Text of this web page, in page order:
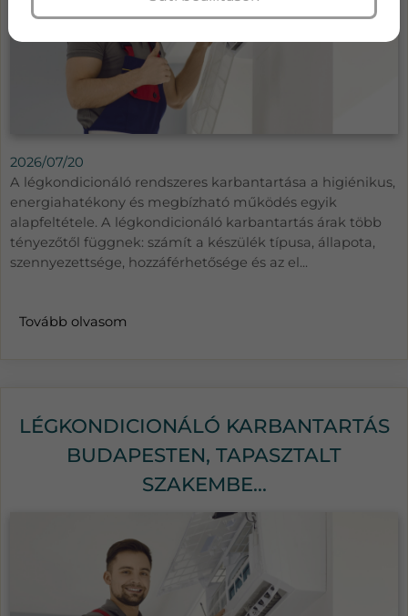
2026/07/20
A légkondicionáló rendszeres karbantartása a higiénikus,
energiahatékony és megbízható működés egyik
alapfeltétele. A légkondicionáló karbantartás árak több
tényezőtől függnek: számít a készülék típusa, állapota,
szennyezettsége, hozzáférhetősége és az el...
Tovább olvasom
LÉGKONDICIONÁLÓ KARBANTARTÁS
BUDAPESTEN, TAPASZTALT
SZAKEMBE...